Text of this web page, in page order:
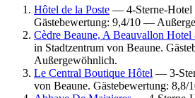
Hôtel de la Poste — 4-Sterne-Hotel
Gästebewertung: 9,4/10 —
Cèdre Beaune, A Beauvallon Hotel
in Stadtzentrum von Beaune.
Außergewöhnlich.
Le Central Boutique Hôtel — 3-
von Beaune. Gästebewertung: